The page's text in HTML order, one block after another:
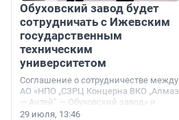
Обуховский завод будет
сотрудничать с Ижевским
государственным
техническим
университетом
Соглашение о сотрудничестве между
АО «НПО „СЗРЦ Концерна ВКО „Алмаз
— Антей“ — Обуховский завод» и
ФГБОУ ВО «Ижевский
29 июля, 13:46